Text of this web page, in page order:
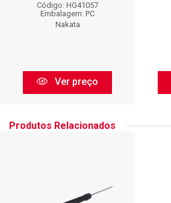
Código: HG41057
Embalagem: PC
Nakata
Ver preço
Produtos Relacionados